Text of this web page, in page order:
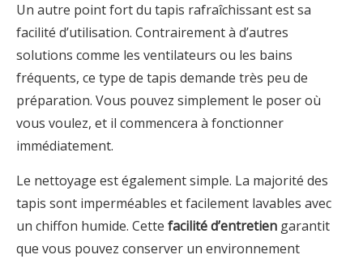
Un autre point fort du tapis rafraîchissant est sa
facilité d’utilisation. Contrairement à d’autres
solutions comme les ventilateurs ou les bains
fréquents, ce type de tapis demande très peu de
préparation. Vous pouvez simplement le poser où
vous voulez, et il commencera à fonctionner
immédiatement.
Le nettoyage est également simple. La majorité des
tapis sont imperméables et facilement lavables avec
un chiffon humide. Cette facilité d’entretien garantit
que vous pouvez conserver un environnement